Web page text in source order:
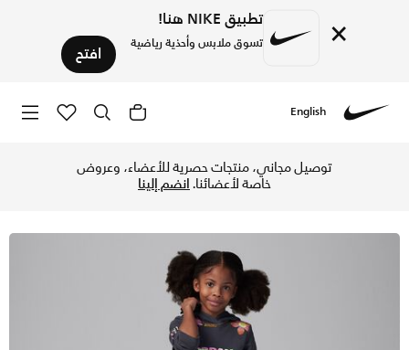
× تطبيق NIKE هنا!
تسوق ملابس وأحذية رياضية افتح
English
توصيل مجاني، منتجات حصرية للأعضاء، وعروض
خاصة لأعضائنا.انضم إلينا